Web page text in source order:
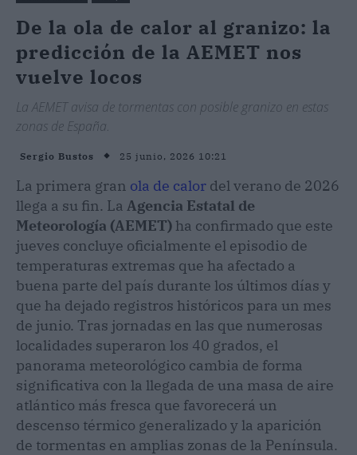
De la ola de calor al granizo: la
predicción de la AEMET nos
vuelve locos
La AEMET avisa de tormentas con posible granizo en estas
zonas de España.
Sergio Bustos 25 junio, 2026 10:21
La primera gran ola de calor del verano de 2026
llega a su fin. La Agencia Estatal de
Meteorología (AEMET) ha confirmado que este
jueves concluye oficialmente el episodio de
temperaturas extremas que ha afectado a
buena parte del país durante los últimos días y
que ha dejado registros históricos para un mes
de junio. Tras jornadas en las que numerosas
localidades superaron los 40 grados, el
panorama meteorológico cambia de forma
significativa con la llegada de una masa de aire
atlántico más fresca que favorecerá un
descenso térmico generalizado y la aparición
de tormentas en amplias zonas de la Península.